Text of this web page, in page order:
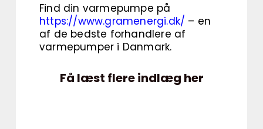
Find din varmepumpe på
https://www.gramenergi.dk/ – en
af de bedste forhandlere af
varmepumper i Danmark.
Få læst flere indlæg her